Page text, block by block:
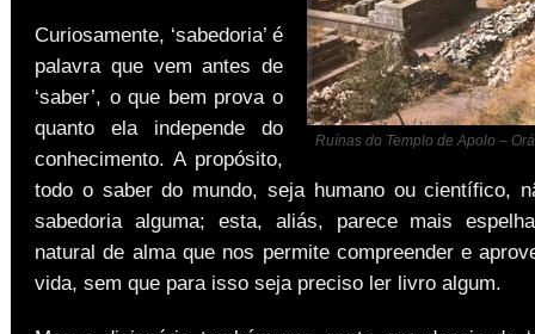
Ruínas do Templo de Apolo –
Curiosamente, ‘sabedoria’ é
palavra que vem antes de
‘saber’, o que bem prova o
quanto ela independe do
conhecimento. A propósito,
todo o saber do mundo, seja humano ou científico,
sabedoria alguma; esta, aliás, parece mais
natural de alma que nos permite compreender e
vida, sem que para isso seja preciso ler livro algum.